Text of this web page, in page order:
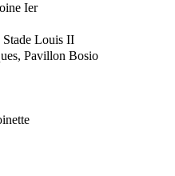
Ier
Louis II
Pavillon Bosio